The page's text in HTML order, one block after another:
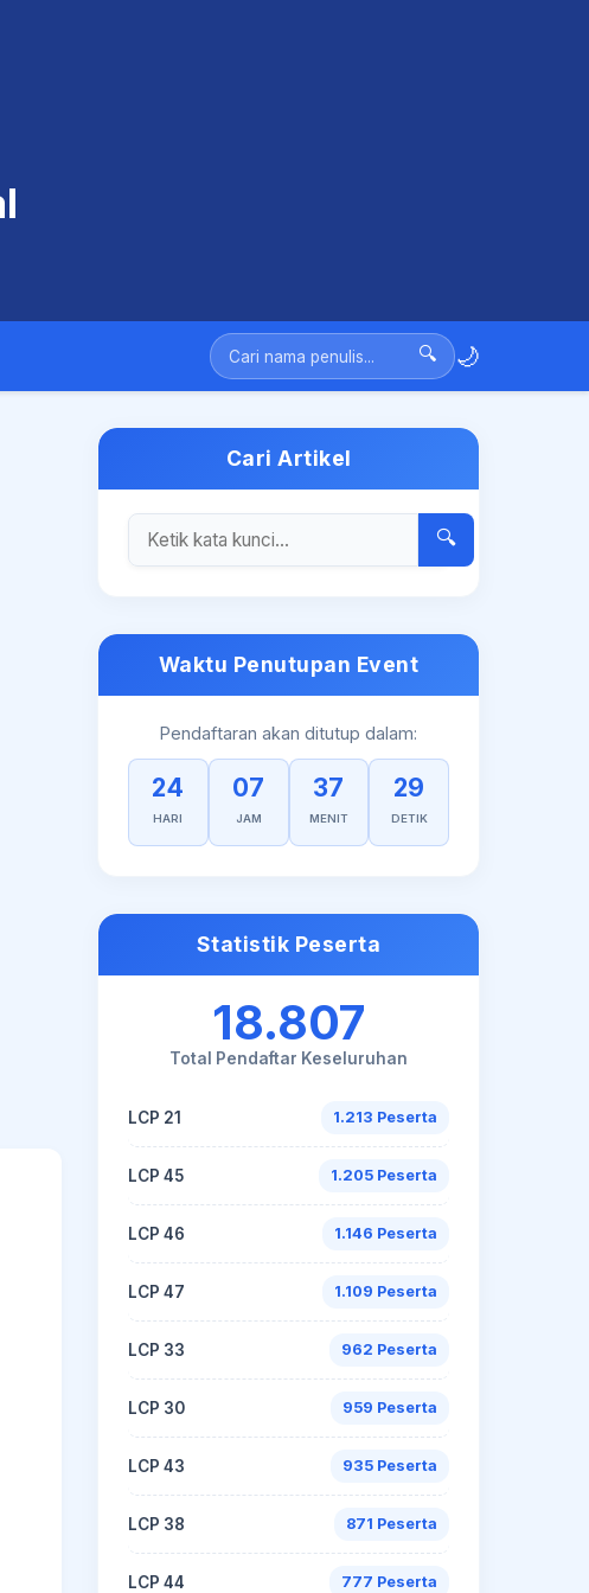
🔍 🌙
Cari Artikel
🔍
Waktu Penutupan Event
Pendaftaran akan ditutup dalam:
24
HARI
07
JAM
37
MENIT
28
DETIK
Statistik Peserta
18.807
Total Pendaftar Keseluruhan
LCP 21 1.213 Peserta
LCP 45 1.205 Peserta
LCP 46 1.146 Peserta
LCP 47 1.109 Peserta
LCP 33 962 Peserta
LCP 30 959 Peserta
LCP 43 935 Peserta
LCP 38 871 Peserta
LCP 44 777 Peserta